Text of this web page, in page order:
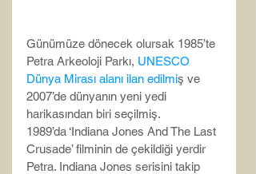
Günümüze dönecek olursak 1985’te
Petra Arkeoloji Parkı, UNESCO
Dünya Mirası alanı ilan edilmiş ve
2007’de dünyanın yeni yedi
harikasından biri seçilmiş.
1989’da ‘Indiana Jones And The Last
Crusade’ filminin de çekildiği yerdir
Petra. Indiana Jones serisini takip